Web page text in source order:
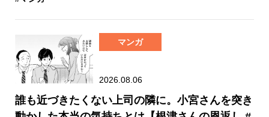
マンガ
2026.08.06
誰も近づきたくない上司の隣に。小宮さんを突き